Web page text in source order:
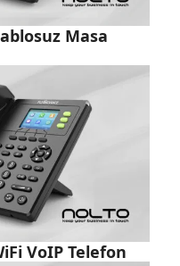
Masa
VoIP Telefon